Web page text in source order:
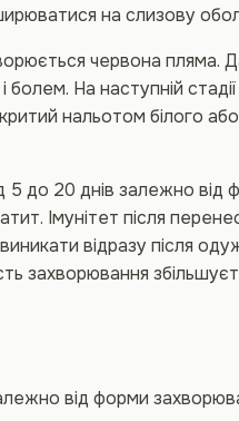
на слизову
червона пляма.
На наступній
нальотом білого
5 до 20 днів залежно від
Імунітет після
відразу після
захворювання
від форми